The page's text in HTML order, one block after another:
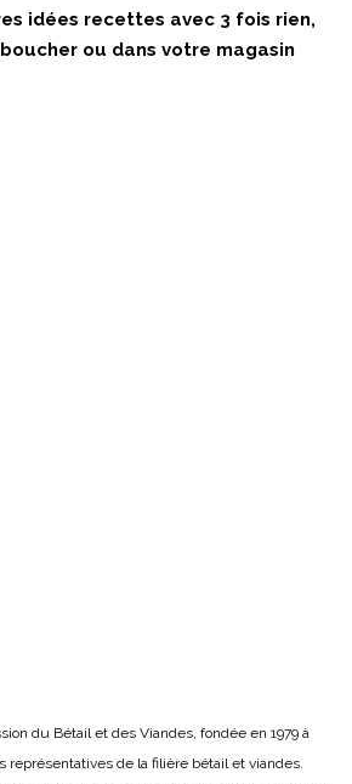
idées recettes avec 3 fois rien,
ou dans votre magasin
du Bétail et des Viandes, fondée en 1979 à
représentatives de la filière bétail et viandes.